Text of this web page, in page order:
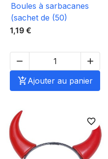
Boules à sarbacanes
(sachet de (50)
1,19 €


Ajouter au panier
favorite_border